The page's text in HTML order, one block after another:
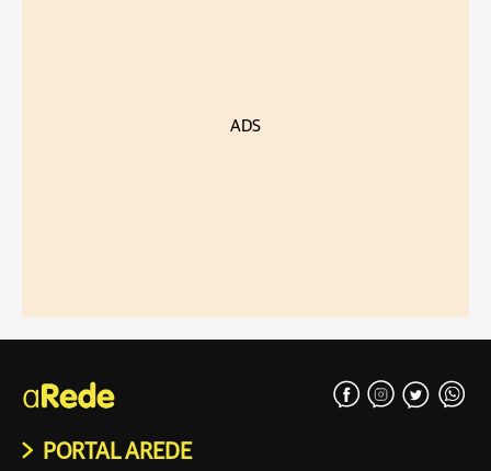
ADS
PORTAL AREDE